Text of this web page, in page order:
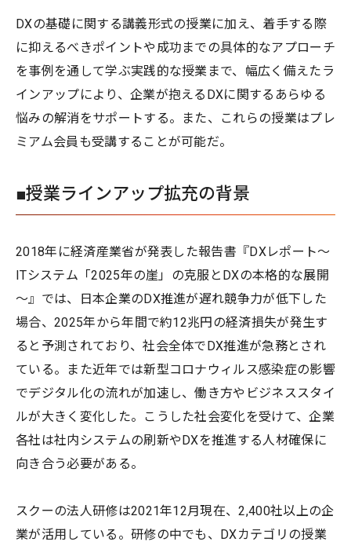
DXの基礎に関する講義形式の授業に加え、着手する際
に抑えるべきポイントや成功までの具体的なアプローチ
を事例を通して学ぶ実践的な授業まで、幅広く備えたラ
インアップにより、企業が抱えるDXに関するあらゆる
悩みの解消をサポートする。また、これらの授業はプレ
ミアム会員も受講することが可能だ。
■授業ラインアップ拡充の背景
2018年に経済産業省が発表した報告書『DXレポート～
ITシステム「2025年の崖」の克服とDXの本格的な展開
～』では、日本企業のDX推進が遅れ競争力が低下した
場合、2025年から年間で約12兆円の経済損失が発生す
ると予測されており、社会全体でDX推進が急務とされ
ている。また近年では新型コロナウィルス感染症の影響
でデジタル化の流れが加速し、働き方やビジネススタイ
ルが大きく変化した。こうした社会変化を受けて、企業
各社は社内システムの刷新やDXを推進する人材確保に
向き合う必要がある。
スクーの法人研修は2021年12月現在、2,400社以上の企
業が活用している。研修の中でも、DXカテゴリの授業